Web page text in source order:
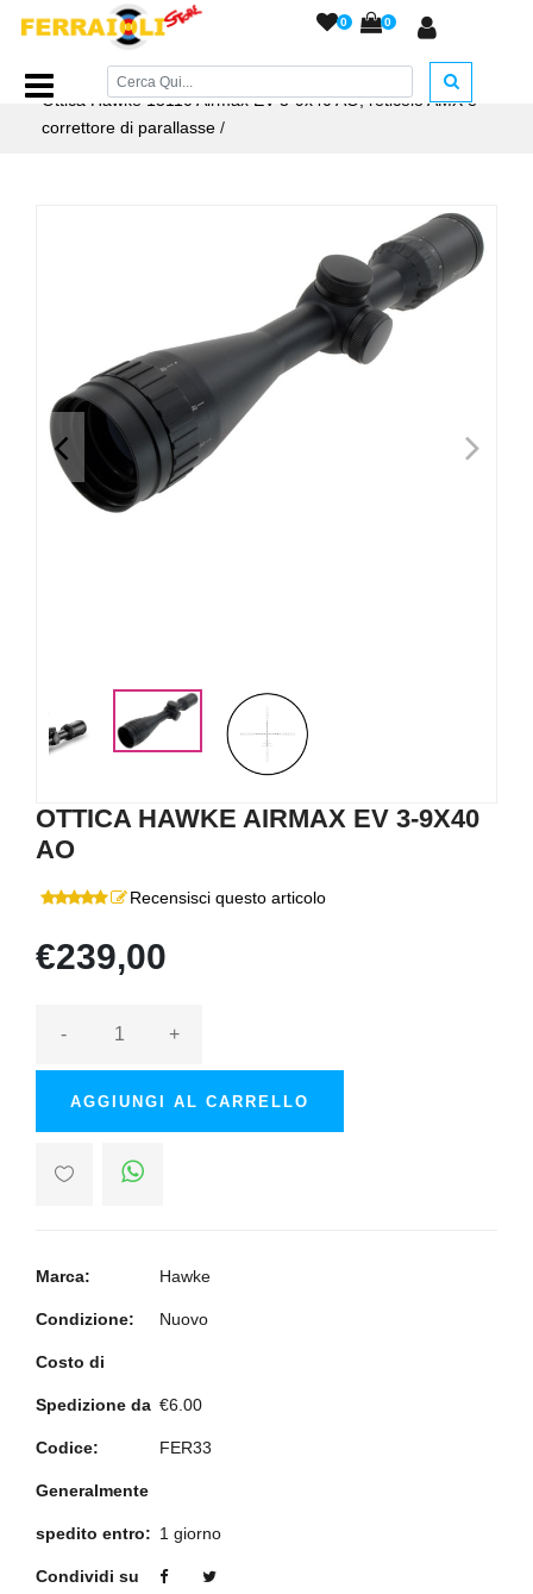
0 0
Home Page/ACCESSORI ARMERIA/Ottiche e Red Dot
Ottica Hawke 13110 Airmax EV 3-9x40 AO, reticolo AMX e
correttore di parallasse /
< >
OTTICA HAWKE AIRMAX EV 3-9X40
AO
Recensisci questo articolo
€239,00
- +
AGGIUNGI AL CARRELLO
Marca: Hawke
Condizione: Nuovo
Costo di
Spedizione da €6.00
Codice: FER33
Generalmente
spedito entro: 1 giorno
Condividi su